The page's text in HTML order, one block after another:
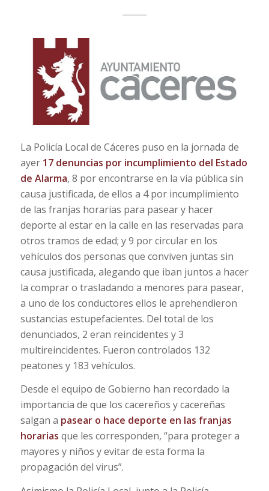
La Policía Local de Cáceres puso en la jornada de
ayer 17 denuncias por incumplimiento del Estado
de Alarma, 8 por encontrarse en la vía pública sin
causa justificada, de ellos a 4 por incumplimiento
de las franjas horarias para pasear y hacer
deporte al estar en la calle en las reservadas para
otros tramos de edad; y 9 por circular en los
vehículos dos personas que conviven juntas sin
causa justificada, alegando que iban juntos a hacer
la comprar o trasladando a menores para pasear,
a uno de los conductores ellos le aprehendieron
sustancias estupefacientes. Del total de los
denunciados, 2 eran reincidentes y 3
multireincidentes. Fueron controlados 132
peatones y 183 vehículos.
Desde el equipo de Gobierno han recordado la
importancia de que los cacereños y cacereñas
salgan a pasear o hace deporte en las franjas
horarias que les corresponden, “para proteger a
mayores y niños y evitar de esta forma la
propagación del virus”.